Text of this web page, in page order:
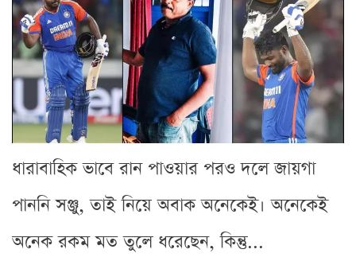
ধারাবাহিক ভাবে রান পাওয়ার পরও দলে জায়গা
পাননি সঞ্জু, তাই নিয়ে অবাক অনেকেই। অনেকেই
অনেক রকম মত তুলে ধরেছেন, কিন্তু...